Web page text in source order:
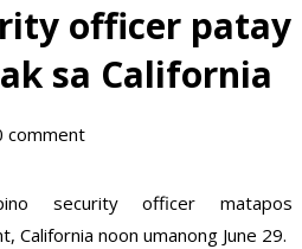
officer patay
sa California
comment
security officer matapos
California noon umanong June 29.